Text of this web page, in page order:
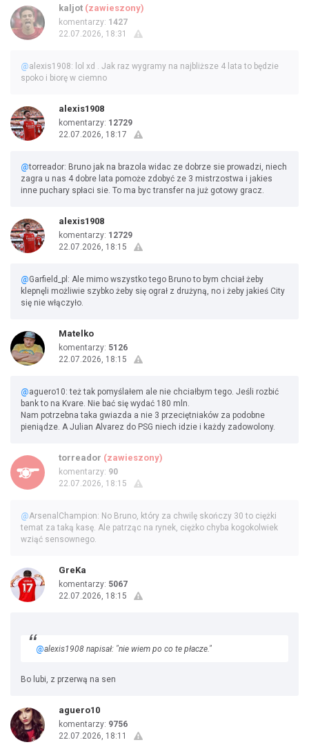
kaljot (zawieszony)
komentarzy: 1427
22.07.2026, 18:31
@alexis1908: lol xd . Jak raz wygramy na najbliższe 4 lata to będzie
spoko i biorę w ciemno
alexis1908
komentarzy: 12729
22.07.2026, 18:17
@torreador: Bruno jak na brazola widac ze dobrze sie prowadzi, niech
zagra u nas 4 dobre lata pomoże zdobyć ze 3 mistrzostwa i jakies
inne puchary spłaci sie. To ma byc transfer na już gotowy gracz.
alexis1908
komentarzy: 12729
22.07.2026, 18:15
@Garfield_pl: Ale mimo wszystko tego Bruno to bym chciał żeby
klepnęli możliwie szybko żeby się ograł z drużyną, no i żeby jakieś City
się nie włączyło.
Matelko
komentarzy: 5126
22.07.2026, 18:15
@aguero10: też tak pomyślałem ale nie chciałbym tego. Jeśli rozbić
bank to na Kvare. Nie bać się wydać 180 mln.
Nam potrzebna taka gwiazda a nie 3 przeciętniaków za podobne
pieniądze. A Julian Alvarez do PSG niech idzie i każdy zadowolony.
torreador (zawieszony)
komentarzy: 90
22.07.2026, 18:15
@ArsenalChampion: No Bruno, który za chwilę skończy 30 to ciężki
temat za taką kasę. Ale patrząc na rynek, ciężko chyba kogokolwiek
wziąć sensownego.
GreKa
komentarzy: 5067
22.07.2026, 18:15
@alexis1908 napisał: "nie wiem po co te płacze."
Bo lubi, z przerwą na sen
aguero10
komentarzy: 9756
22.07.2026, 18:11